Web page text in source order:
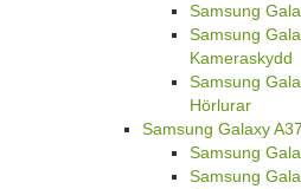
Samsung
Samsung
Kameraskydd
Samsung
Hörlurar
Samsung Galaxy A37
Samsung
Samsung